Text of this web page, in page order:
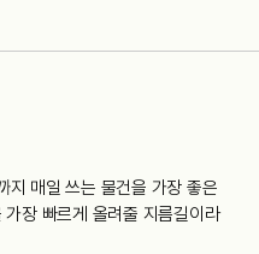
지 매일 쓰는 물건을 가장 좋은
장 빠르게 올려줄 지름길이라